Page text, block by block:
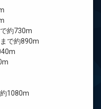
約730m
で約890m
1080m